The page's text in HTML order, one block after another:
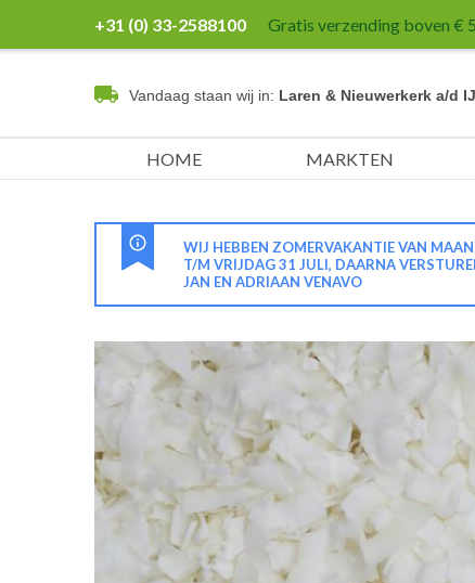
+31 (0) 33-2588100 Gratis verzending boven €
Vandaag staan wij in: Laren & Nieuwerkerk a/d
HOME MARKTEN
WIJ HEBBEN ZOMERVAKANTIE VAN
T/M VRIJDAG 31 JULI, DAARNA
JAN EN ADRIAAN VENAVO